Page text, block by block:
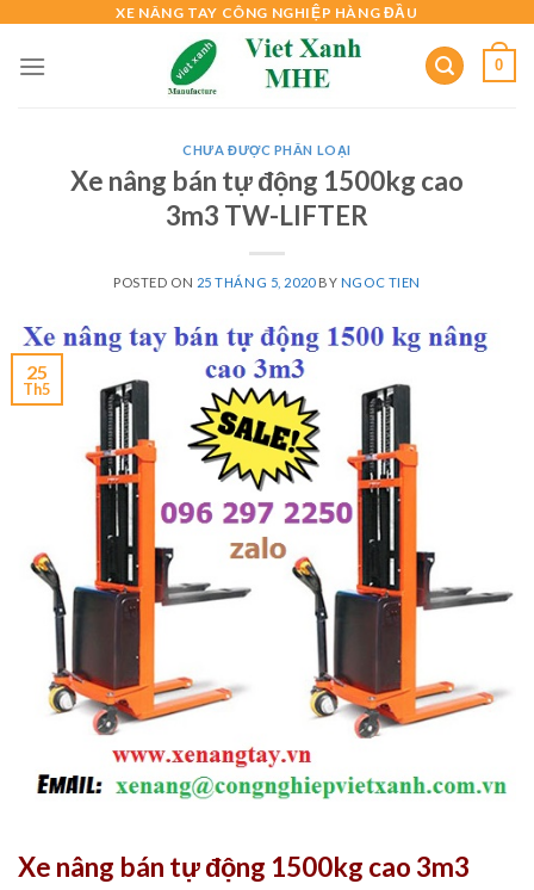
content
XE NÂNG TAY CÔNG NGHIỆP HÀNG ĐẦU
0
CHƯA ĐƯỢC PHÂN LOẠI
Xe nâng bán tự động 1500kg cao
3m3 TW-LIFTER
POSTED ON 25 THÁNG 5, 2020BY NGOC TIEN
25
Th5
Xe nâng bán tự động 1500kg cao 3m3